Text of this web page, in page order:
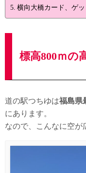
横向大橋カード、ゲッ
標高800ｍの
道の駅つちゆは福島県
にあります。
なので、こんなに空が